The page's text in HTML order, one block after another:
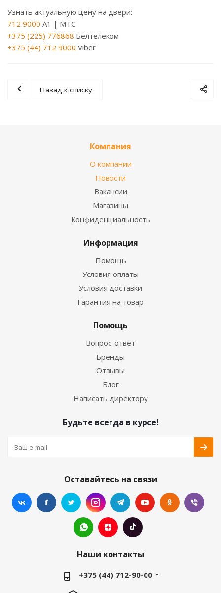
Узнать актуальную цену на двери:
712 9000 A1 | МТС
+375 (225) 776868 Белтелеком
+375 (44) 712 9000 Viber
Назад к списку
Компания
О компании
Новости
Вакансии
Магазины
Конфиденциальность
Информация
Помощь
Условия оплаты
Условия доставки
Гарантия на товар
Помощь
Вопрос-ответ
Бренды
Отзывы
Блог
Написать директору
Будьте всегда в курсе!
Оставайтесь на связи
Наши контакты
+375 (44) 712-90-00